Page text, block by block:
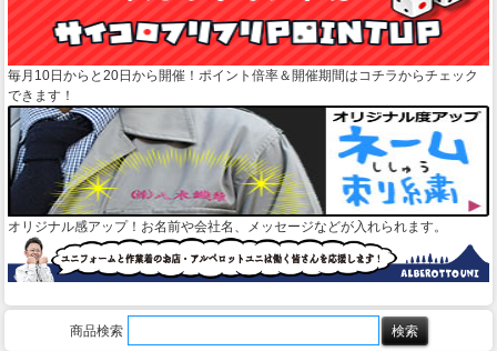
毎月10日からと20日から開催！ポイント倍率＆開催期間はコチラからチェック
できます！
オリジナル感アップ！お名前や会社名、メッセージなどが入れられます。
商品検索